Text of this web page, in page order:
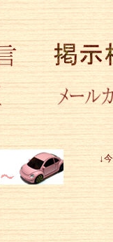
ー
だ